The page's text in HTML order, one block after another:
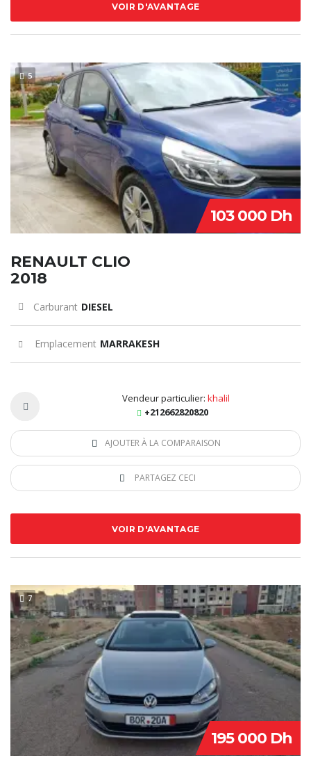
VOIR D'AVANTAGE
5
103 000 Dh
RENAULT CLIO
2018
Carburant DIESEL
Emplacement MARRAKESH
Vendeur particulier: khalil
+212662820820
AJOUTER À LA COMPARAISON
PARTAGEZ CECI
VOIR D'AVANTAGE
7 SPECIAL
195 000 Dh